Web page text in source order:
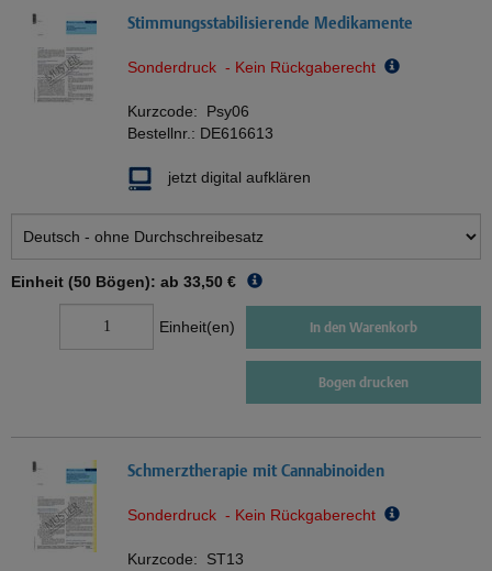
Stimmungsstabilisierende Medikamente
Sonderdruck - Kein Rückgaberecht
Kurzcode: Psy06
Bestellnr.: DE616613
jetzt digital aufklären
Einheit (50 Bögen): ab 33,50 €
Einheit(en) In den Warenkorb
Bogen drucken
Schmerztherapie mit Cannabinoiden
Sonderdruck - Kein Rückgaberecht
Kurzcode: ST13